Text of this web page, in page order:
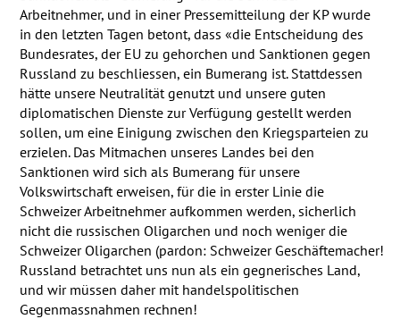
Arbeitnehmer, und in einer Pressemitteilung der KP wurde
in den letzten Tagen betont, dass «die Entscheidung des
Bundesrates, der EU zu gehorchen und Sanktionen gegen
Russland zu beschliessen, ein Bumerang ist. Stattdessen
hätte unsere Neutralität genutzt und unsere guten
diplomatischen Dienste zur Verfügung gestellt werden
sollen, um eine Einigung zwischen den Kriegsparteien zu
erzielen. Das Mitmachen unseres Landes bei den
Sanktionen wird sich als Bumerang für unsere
Volkswirtschaft erweisen, für die in erster Linie die
Schweizer Arbeitnehmer aufkommen werden, sicherlich
nicht die russischen Oligarchen und noch weniger die
Schweizer Oligarchen (pardon: Schweizer Geschäftemacher!
Russland betrachtet uns nun als ein gegnerisches Land,
und wir müssen daher mit handelspolitischen
Gegenmassnahmen rechnen!